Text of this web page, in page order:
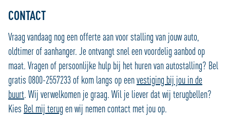
CONTACT
Vraag vandaag nog een offerte aan voor stalling van jouw auto,
oldtimer of aanhanger. Je ontvangt snel een voordelig aanbod op
maat. Vragen of persoonlijke hulp bij het huren van autostalling? Bel
gratis 0800-2557233 of kom langs op eenvestiging bij jou in de
buurt. Wij verwelkomen je graag. Wil je liever dat wij terugbellen?
Kies Bel mij terug en wij nemen contact met jou op.